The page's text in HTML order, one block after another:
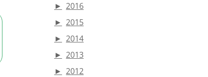
► 2016
► 2015
► 2014
► 2013
► 2012